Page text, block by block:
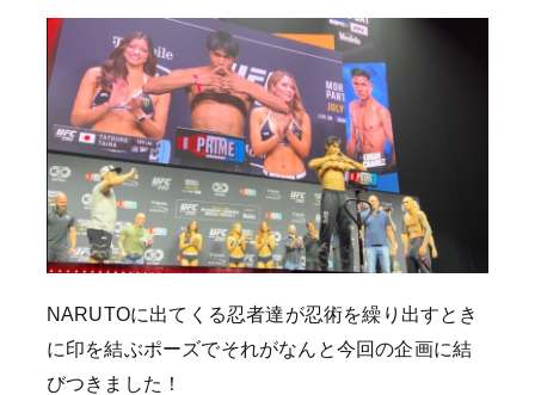
NARUTOに出てくる忍者達が忍術を繰り出すとき
に印を結ぶポーズでそれがなんと今回の企画に結
びつきました！